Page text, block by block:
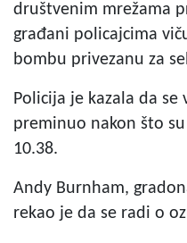
društvenim mrežama
građani policajcima
bombu privezanu za
Policija je kazala da
preminuo nakon što
10.38.
Andy Burnham,
rekao je da se radi o